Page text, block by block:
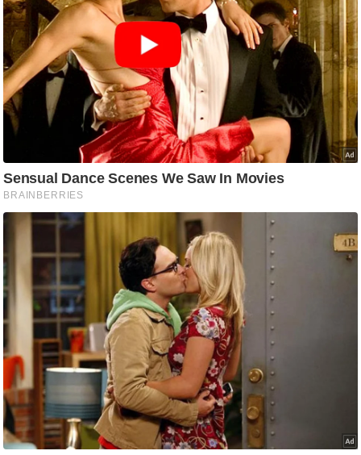
म
यि
क
मा
तृ
भू
स्तं
भ
ए
म
आ
ई
.
चा
य
प